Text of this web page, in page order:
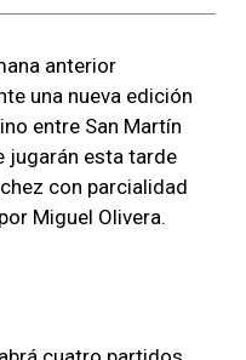
anterior
una nueva edición
entre San Martín
jugarán esta tarde
con parcialidad
Miguel Olivera.